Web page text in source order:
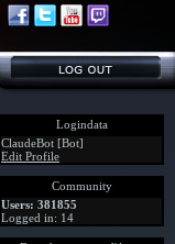
Logindata
ClaudeBot [Bot]
Edit Profile
Community
Users: 381855
Logged in: 14